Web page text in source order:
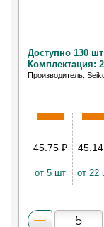
Доступно 130 шт
Комплектация:
Производитель:
45.75 ₽
от 5 шт от 22